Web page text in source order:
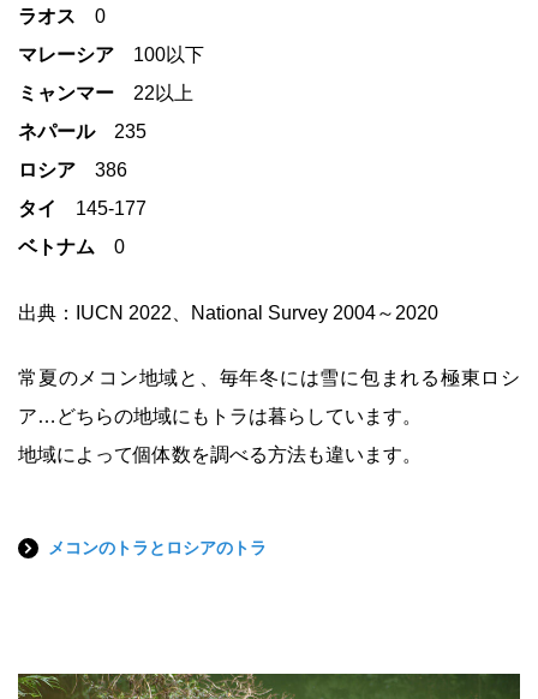
ラオス 0
マレーシア 100以下
ミャンマー 22以上
ネパール235
ロシア 386
タイ
145-177
ベトナム 0
出典：IUCN 2022、National Survey 2004～2020
常夏のメコン地域と、毎年冬には雪に包まれる極東ロシ
ア…どちらの地域にもトラは暮らしています。
地域によって個体数を調べる方法も違います。
メコンのトラとロシアのトラ